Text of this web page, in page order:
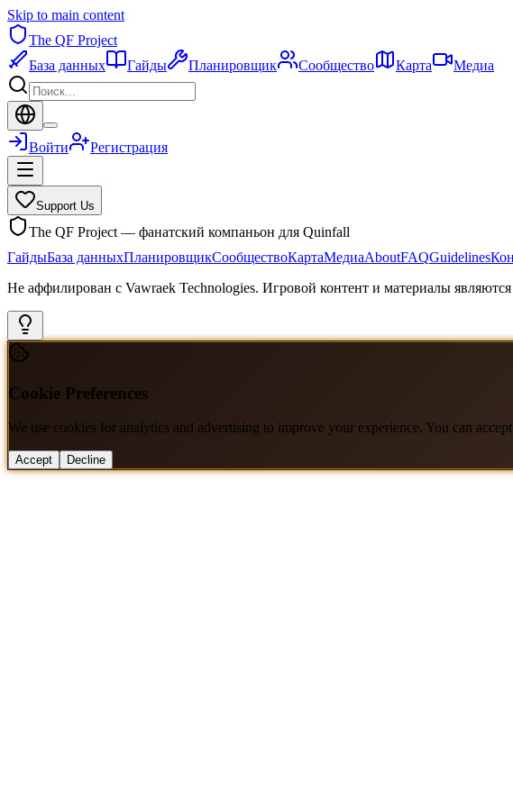
Skip to main content
The QF Project
База данных
Гайды Планировщик Сообщество Карта Медиа
Войти Регистрация
Support Us
The QF Project — фанатский компаньон для Quinfall
ГайдыБаза данныхПланировщикСообществоКартаМедиаAboutFAQGuidelines
Не аффилирован с Vawraek Technologies. Игровой контент и материалы
Cookie Preferences
We use cookies for analytics and advertising to improve your experience. You can
Accept Decline